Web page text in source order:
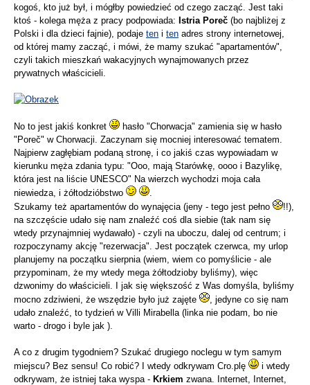
kogoś, kto już był, i mógłby powiedzieć od czego zacząć. Jest taki
ktoś - kolega męża z pracy podpowiada: Istria Poreč (bo najbliżej z
Polski i dla dzieci fajnie), podaje ten i ten adres strony internetowej,
od której mamy zacząć, i mówi, że mamy szukać "apartamentów",
czyli takich mieszkań wakacyjnych wynajmowanych przez
prywatnych właścicieli.
No to jest jakiś konkret
hasło "Chorwacja" zamienia się w hasło
"Poreč" w Chorwacji. Zaczynam się mocniej interesować tematem.
Najpierw zagłębiam podaną stronę, i co jakiś czas wypowiadam w
kierunku męża zdania typu: "Ooo, mają Starówkę, oooo i Bazylikę,
która jest na liście UNESCO" Na wierzch wychodzi moja cała
niewiedza, i żółtodzióbstwo
Szukamy też apartamentów do wynajęcia (jeny - tego jest pełno
!!),
na szczęście udało się nam znaleźć coś dla siebie (tak nam się
wtedy przynajmniej wydawało) - czyli na uboczu, dalej od centrum; i
rozpoczynamy akcję "rezerwacja". Jest początek czerwca, my urlop
planujemy na początku sierpnia (wiem, wiem co pomyślicie - ale
przypominam, że my wtedy mega żółtodzioby byliśmy), więc
dzwonimy do właścicieli. I jak się większość z Was domyśla, byliśmy
mocno zdziwieni, że wszędzie było już zajęte
, jedyne co się nam
udało znaleźć, to tydzień w Villi Mirabella (linka nie podam, bo nie
warto - drogo i byle jak ).
A co z drugim tygodniem? Szukać drugiego noclegu w tym samym
miejscu? Bez sensu! Co robić? I wtedy odkrywam Cro.plę
i wtedy
odkrywam, że istniej taka wyspa - Krkiem zwana. Internet, Internet,